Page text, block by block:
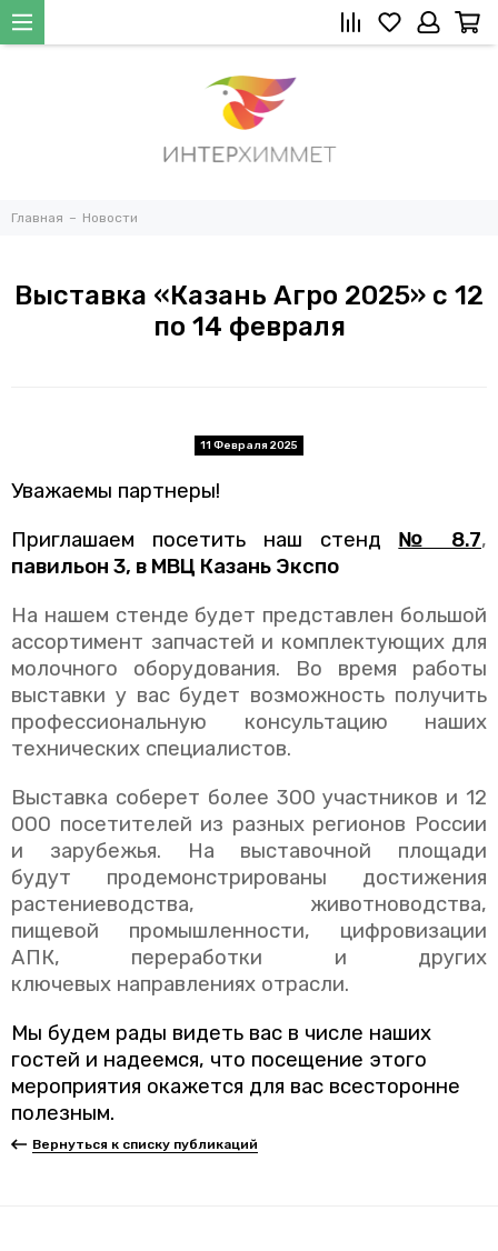
Главная Новости
Выставка «Казань Агро 2025» с 12
по 14 февраля
11 Февраля 2025
Уважаемы партнеры!
Приглашаем посетить наш стенд № 8.7,
павильон 3, в МВЦ Казань Экспо
На нашем стенде будет представлен большой
ассортимент запчастей и комплектующих для
молочного оборудования. Во время работы
выставки у вас будет возможность получить
профессиональную консультацию наших
технических специалистов.
Выставка соберет более 300 участников и 12
000 посетителей из разных регионов России
и зарубежья. На выставочной площади
будут продемонстрированы достижения
растениеводства, животноводства,
пищевой промышленности, цифровизации
АПК, переработки и других
ключевых направлениях отрасли.
Мы будем рады видеть вас в числе наших
гостей и надеемся, что посещение этого
мероприятия окажется для вас всесторонне
полезным.
Вернуться к списку публикаций